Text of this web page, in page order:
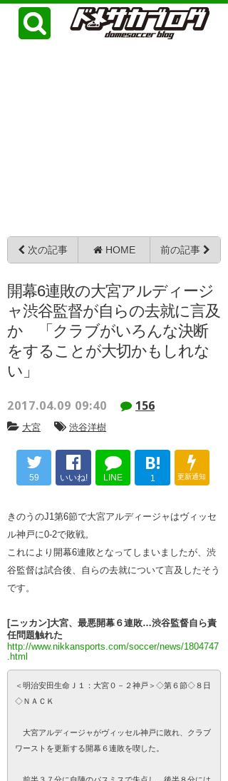
次の記事 HOME 前の記事
開幕6連敗の大宮アルディージ
ャ渋谷監督が自らの去就に言及
か 「クラブがいろんな決断
をすることが大切かもしれな
い」
2017.04.09 09:40 156
大宮 渋谷洋樹
59 いいね! LINE
B!
1 更新通知
きのうのJ1第6節で大宮アルディージャはヴィッセ
ル神戸に0-2で敗戦。
これにより開幕6連敗となってしまいましたが、渋
谷監督は試合後、自らの去就について言及したそう
です。
[ニッカン]大宮、最悪開幕６連敗…渋谷監督自ら責
任問題触れた
http://www.nikkansports.com/soccer/news/1804747
.html
＜明治安田生命Ｊ１：大宮０－２神戸＞◇第６節◇８日
◇ＮＡＣＫ
大宮アルディージャがヴィッセル神戸に敗れ、クラブ
ワーストを更新する開幕６連敗を喫した。